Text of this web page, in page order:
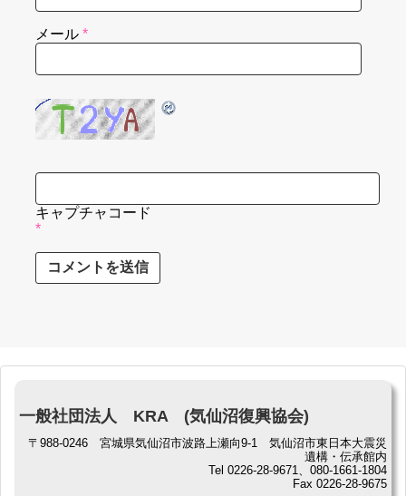
メール *
キャプチャコード
*
一般社団法人 KRA (気仙沼復興協会)
〒988-0246 宮城県気仙沼市波路上瀬向9-1 気仙沼市東日本大震災
遺構・伝承館内
Tel 0226-28-9671、080-1661-1804
Fax 0226-28-9675